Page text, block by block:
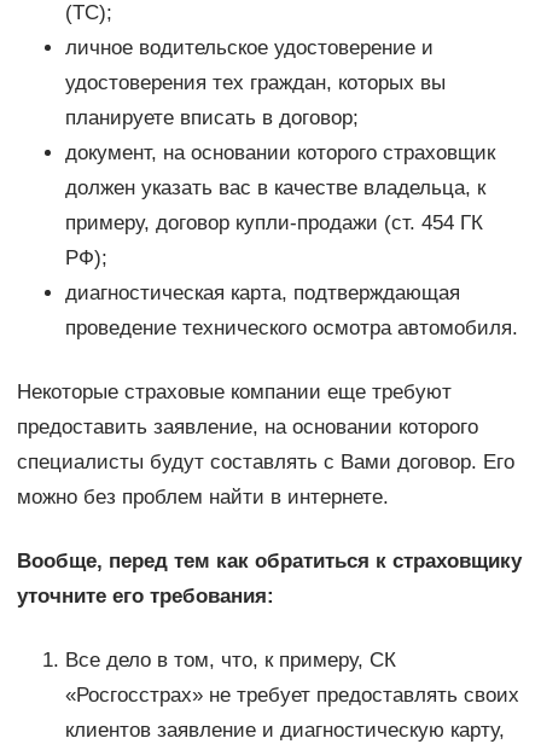
(ТС);
личное водительское удостоверение и
удостоверения тех граждан, которых вы
планируете вписать в договор;
документ, на основании которого страховщик
должен указать вас в качестве владельца, к
примеру, договор купли-продажи (ст. 454 ГК
РФ);
диагностическая карта, подтверждающая
проведение технического осмотра автомобиля.
Некоторые страховые компании еще требуют
предоставить заявление, на основании которого
специалисты будут составлять с Вами договор. Его
можно без проблем найти в интернете.
Вообще, перед тем как обратиться к страховщику
уточните его требования:
Все дело в том, что, к примеру, СК
«Росгосстрах» не требует предоставлять своих
клиентов заявление и диагностическую карту,